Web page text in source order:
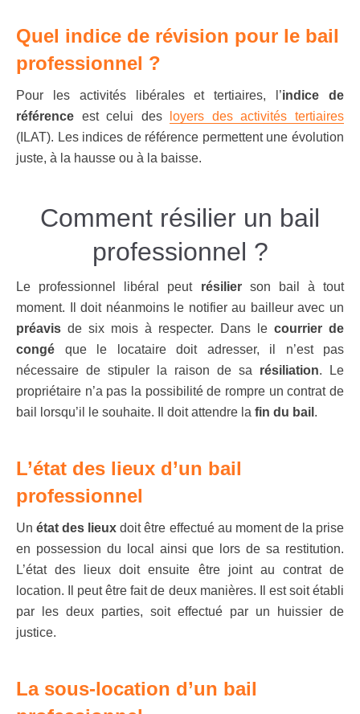
Quel indice de révision pour le bail
professionnel ?
Pour les activités libérales et tertiaires, l’indice de
référence est celui des
loyers des activités tertiaires
(ILAT). Les indices de référence permettent une évolution
juste, à la hausse ou à la baisse.
Comment résilier un bail
professionnel ?
Le professionnel libéral peut résilierson bail à tout
moment. Il doit néanmoins le notifier au bailleur avec un
préavis de six mois à respecter. Dans le courrier de
congé que le locataire doit adresser, il n’est pas
nécessaire de stipuler la raison de sa résiliation. Le
propriétaire n’a pas la possibilité de rompre un contrat de
bail lorsqu’il le souhaite. Il doit attendre la fin du bail .
L’état des lieux d’un bail
professionnel
Unétat des lieux doit être effectué au moment de la prise
en possession du local ainsi que lors de sa restitution.
L’état des lieux doit ensuite être joint au contrat de
location. Il peut être fait de deux manières. Il est soit établi
par les deux parties, soit effectué par un huissier de
justice.
La sous-location d’un bail